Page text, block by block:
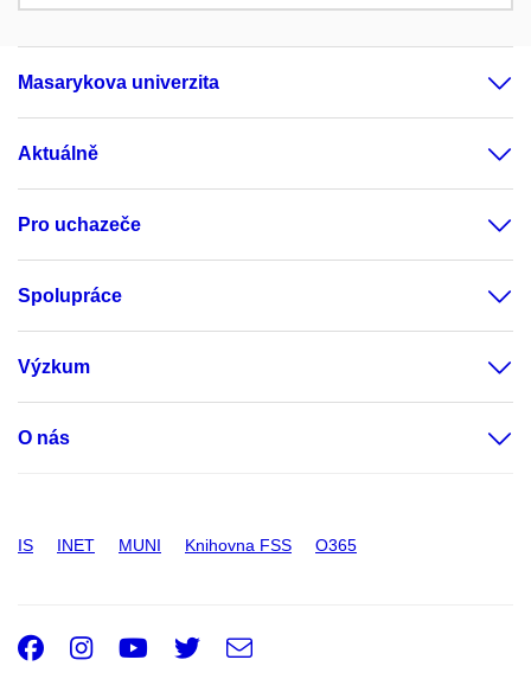
Masarykova univerzita
Aktuálně
Pro uchazeče
Spolupráce
Výzkum
O nás
IS INET MUNI Knihovna FSS O365
Facebook
Instagram
Youtube
Twitter
e-